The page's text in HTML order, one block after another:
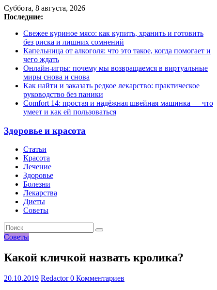
Суббота, 8 августа, 2026
Последние:
Свежее куриное мясо: как купить, хранить и готовить
без риска и лишних сомнений
Капельница от алкоголя: что это такое, когда помогает и
чего ждать
Онлайн-игры: почему мы возвращаемся в виртуальные
миры снова и снова
Как найти и заказать редкое лекарство: практическое
руководство без паники
Comfort 14: простая и надёжная швейная машинка — что
умеет и как ей пользоваться
Здоровье и красота
Статьи
Красота
Лечение
Здоровье
Болезни
Лекарства
Диеты
Советы
Советы
Какой кличкой назвать кролика?
20.10.2019 Redactor0 Комментариев